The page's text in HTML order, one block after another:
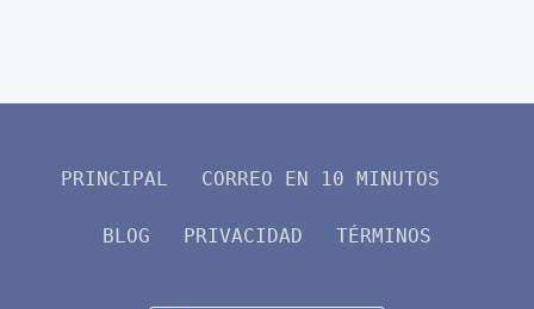
PRINCIPAL CORREO EN 10 MINUTOS
BLOG PRIVACIDAD TÉRMINOS